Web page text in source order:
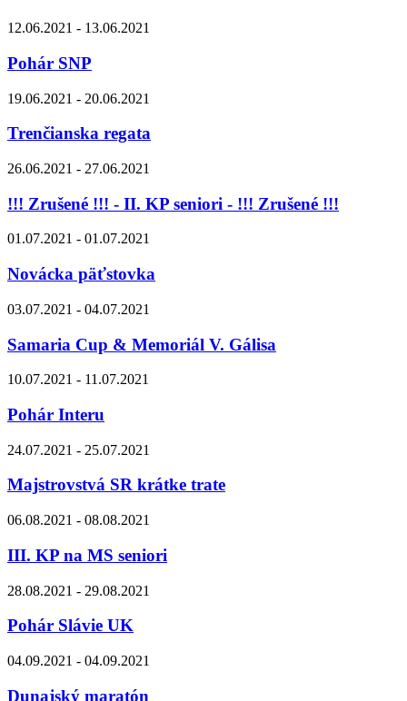
12.06.2021 - 13.06.2021
Pohár SNP
19.06.2021 - 20.06.2021
Trenčianska regata
26.06.2021 - 27.06.2021
!!! Zrušené !!! - II. KP seniori - !!! Zrušené !!!
01.07.2021 - 01.07.2021
Novácka päťstovka
03.07.2021 - 04.07.2021
Samaria Cup & Memoriál V. Gálisa
10.07.2021 - 11.07.2021
Pohár Interu
24.07.2021 - 25.07.2021
Majstrovstvá SR krátke trate
06.08.2021 - 08.08.2021
III. KP na MS seniori
28.08.2021 - 29.08.2021
Pohár Slávie UK
04.09.2021 - 04.09.2021
Dunajský maratón